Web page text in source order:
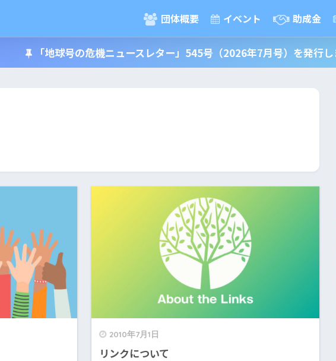
団体概要 イベント 助成金
「地球号の危機ニュースレター」545号（2026年7月号）を発行し
2010年7月1日
リンクについて